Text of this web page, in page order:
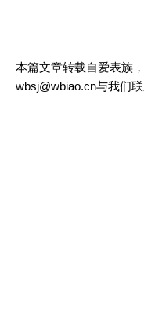
本篇文章转载自爱表族
wbsj@wbiao.cn与我们联